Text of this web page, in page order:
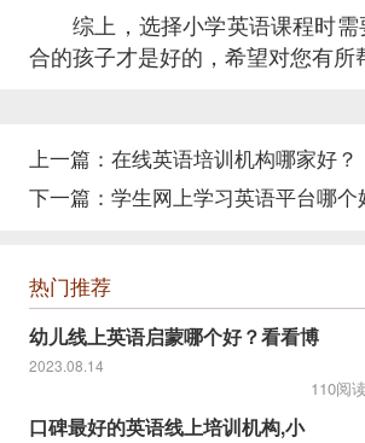
综上，选择小学英语课程时需
合的孩子才是好的，希望对您有所
上一篇： 在线英语培训机构哪家好？
下一篇： 学生网上学习英语平台哪个
热门推荐
幼儿线上英语启蒙哪个好？看看博
2023.08.14
110阅
口碑最好的英语线上培训机构,小